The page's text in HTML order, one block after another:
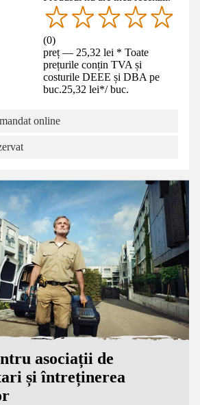
(0)
preț — 25,32 lei * Toate
prețurile conțin TVA și
costurile DEEE și DBA pe
buc.25,32 lei*/ buc.
online
asociații de
și întreținerea